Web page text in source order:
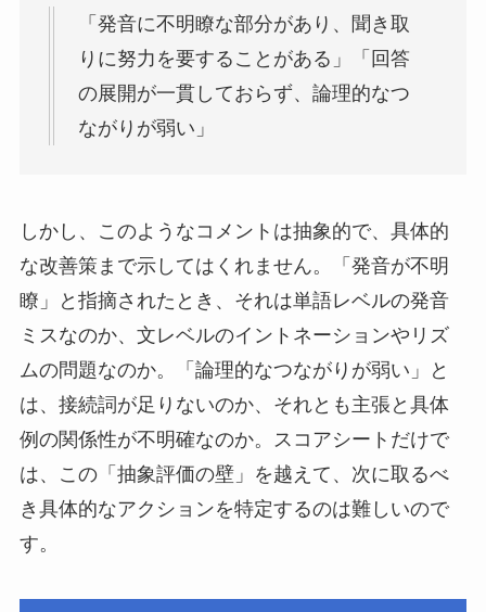
「発音に不明瞭な部分があり、聞き取
りに努力を要することがある」「回答
の展開が一貫しておらず、論理的なつ
ながりが弱い」
しかし、このようなコメントは抽象的で、具体的
な改善策まで示してはくれません。「発音が不明
瞭」と指摘されたとき、それは単語レベルの発音
ミスなのか、文レベルのイントネーションやリズ
ムの問題なのか。「論理的なつながりが弱い」と
は、接続詞が足りないのか、それとも主張と具体
例の関係性が不明確なのか。スコアシートだけで
は、この「抽象評価の壁」を越えて、次に取るべ
き具体的なアクションを特定するのは難しいので
す。